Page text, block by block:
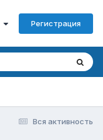
Регистрация
Вся активность